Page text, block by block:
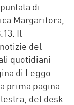
di
Margaritora,
Il
del
quotidiani
di Leggo
prima pagina
del desk